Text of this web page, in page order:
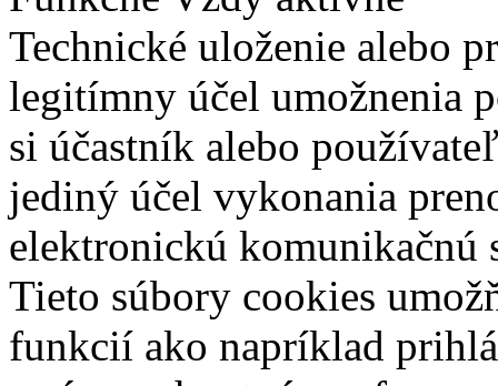
Technické uloženie alebo
legitímny účel umožnenia
si účastník alebo
jediný účel vykonania
elektronickú komunikačnú
Tieto súbory cookies
funkcií ako napríklad